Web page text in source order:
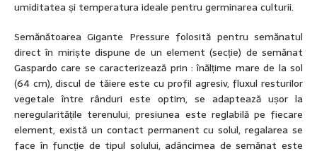
umiditatea și temperatura ideale pentru germinarea culturii.
Semănătoarea Gigante Pressure folosită pentru semănatul
direct în miriște dispune de un element (secție) de semănat
Gaspardo care se caracterizează prin : înălțime mare de la sol
(64 cm), discul de tăiere este cu profil agresiv, fluxul resturilor
vegetale între rânduri este optim, se adaptează ușor la
neregularitățile terenului, presiunea este reglabilă pe fiecare
element, există un contact permanent cu solul, regalarea se
face în funcție de tipul solului, adâncimea de semănat este